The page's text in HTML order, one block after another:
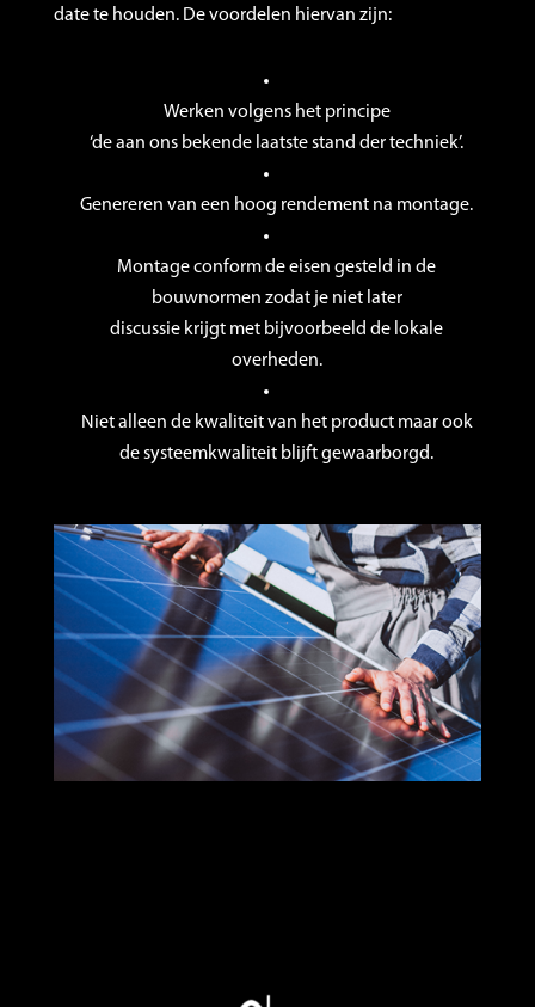
date te houden. De voordelen hiervan zijn:
Werken volgens het principe
‘de aan ons bekende laatste stand der techniek’.
Genereren van een hoog rendement na montage.
Montage conform de eisen gesteld in de
bouwnormen zodat je niet later
discussie krijgt met bijvoorbeeld de lokale
overheden.
Niet alleen de kwaliteit van het product maar ook
de systeemkwaliteit blijft gewaarborgd.